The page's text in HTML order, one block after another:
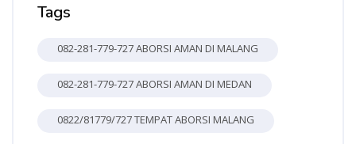
Tags
082-281-779-727 ABORSI AMAN DI MALANG
082-281-779-727 ABORSI AMAN DI MEDAN
0822/81779/727 TEMPAT ABORSI MALANG